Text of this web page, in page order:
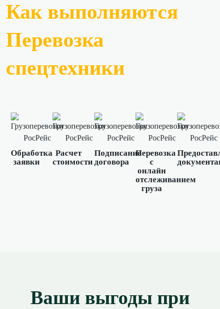
Как выполняются
Перевозка
спецтехники
Обработка
заявки
Расчет
стоимости
Подписание
договора
Перевозка
с
онлайн
отслеживанием
груза
Ваши выгоды при